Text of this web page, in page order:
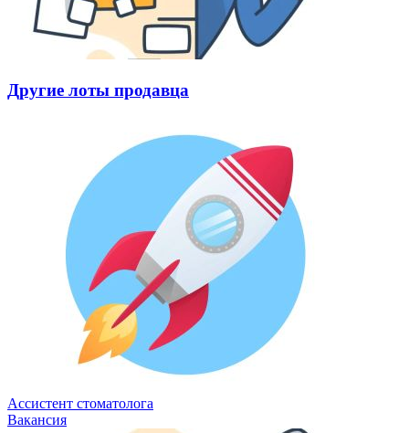
Другие лоты продавца
Ассистент стоматолога
Вакансия